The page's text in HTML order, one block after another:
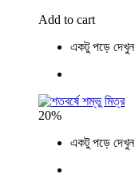
Add to cart
একটু পড়ে দেখুন
20%
একটু পড়ে দেখুন